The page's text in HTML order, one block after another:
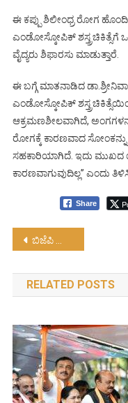
ಈ ಕಪ್ಪು ಶಿಲೀಂಧ್ರ ರೋಗ
ಎಂಡೋಸ್ಕೋಪಿಕ್ ಶಸ್ತ್ರಚಿಕಿತ್ಸೆಗೆ
ವೈದ್ಯರು ಶಿಫಾರಸು ಮಾಡುತ್ತಾರೆ.
ಈ ಬಗ್ಗೆ ಮಾತನಾಡಿದ
ಎಂಡೋಸ್ಕೋಪಿಕ್
ಆಕ್ರಮಣಶೀಲವಾಗಿದೆ,
ರೋಗಕ್ಕೆ ಕಾರಣವಾದ
ಸಹಕಾರಿಯಾಗಿದೆ. ಇದು ಮುಖದ
ಕಾರಣವಾಗುವುದಿಲ್ಲ’’ ಎಂದು
Share
Post
navigation
ಬಿಜೆಪಿ ಸಂಘಟನೆ ಮತ್ತು ಕೋವಿಡ್ ಸಂಬಂಧ ಚರ್ಚೆ….!
RELATED POSTS